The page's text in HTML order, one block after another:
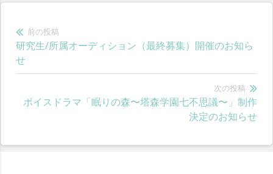
投
稿
ナ
ビ
ー
前の投稿
前
の
投
研究生/所属オーディション（最終募集）開催のお知ら
せ
次の投稿
次
の
稿:
ボイスドラマ「眠りの森〜塔森学園七不思議〜」制作
決定のお知らせ